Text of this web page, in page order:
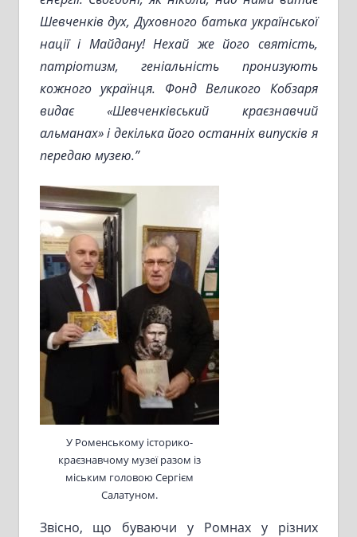
Шевченків дух, Духовного батька української
нації і Майдану!Нехай же його святість,
патріотизм, геніальність пронизують
кожного українця.
Фонд Великого Кобзаря
видає «Шевченківський краєзнавчий
альманах» і декілька його останніх випусків я
передаю музею.”
У Роменському історико-
краєзнавчому музеї разом із
міським головою Сергієм
Салатуном.
Звісно, що буваючи у Ромнах у різних